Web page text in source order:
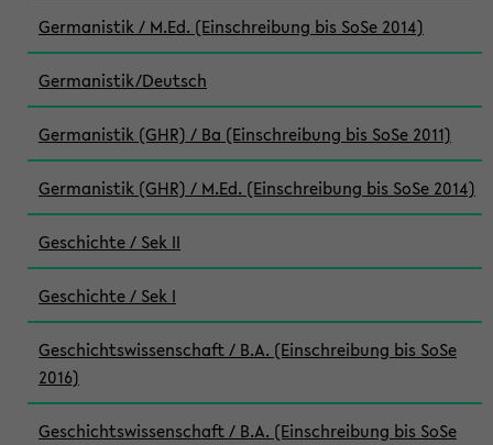
Germanistik / M.Ed. (Einschreibung bis SoSe 2014)
Germanistik/Deutsch
Germanistik (GHR) / Ba (Einschreibung bis SoSe 2011)
Germanistik (GHR) / M.Ed. (Einschreibung bis SoSe 2014)
Geschichte / Sek II
Geschichte / Sek I
Geschichtswissenschaft / B.A. (Einschreibung bis SoSe
2016)
Geschichtswissenschaft / B.A. (Einschreibung bis SoSe